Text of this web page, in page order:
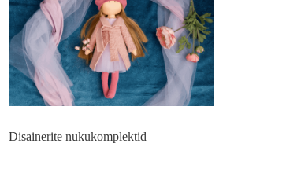
Disainerite nukukomplektid